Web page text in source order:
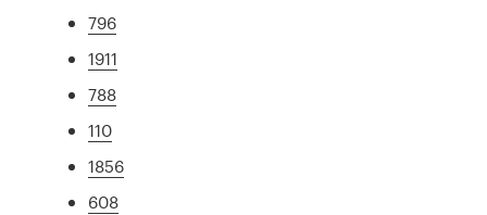
796
1911
788
110
1856
608